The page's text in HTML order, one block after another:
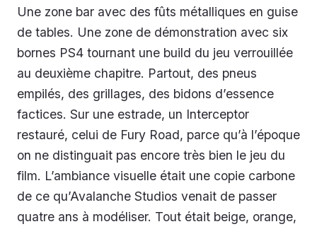
Une zone bar avec des fûts métalliques en guise
de tables. Une zone de démonstration avec six
bornes PS4 tournant une build du jeu verrouillée
au deuxième chapitre. Partout, des pneus
empilés, des grillages, des bidons d’essence
factices. Sur une estrade, un Interceptor
restauré, celui de Fury Road, parce qu’à l’époque
on ne distinguait pas encore très bien le jeu du
film. L’ambiance visuelle était une copie carbone
de ce qu’Avalanche Studios venait de passer
quatre ans à modéliser. Tout était beige, orange,